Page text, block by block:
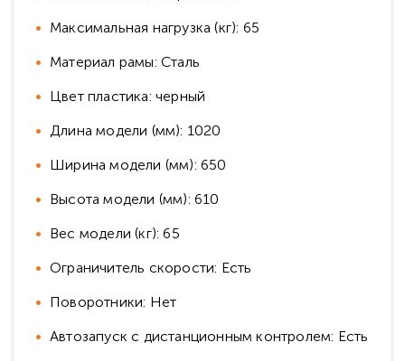
Максимальная нагрузка (кг): 65
Материал рамы: Сталь
Цвет пластика: черный
Длина модели (мм): 1020
Ширина модели (мм): 650
Высота модели (мм): 610
Вес модели (кг): 65
Ограничитель скорости: Есть
Поворотники: Нет
Автозапуск с дистанционным контролем: Есть